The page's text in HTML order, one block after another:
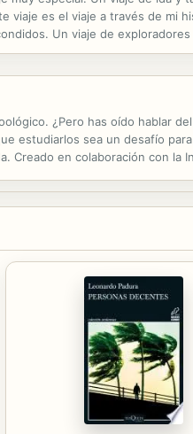
viaje es el viaje a través de mi
Un viaje de
¿Pero has oído hablar
estudiarlos sea un desafío
Creado en colaboración con la